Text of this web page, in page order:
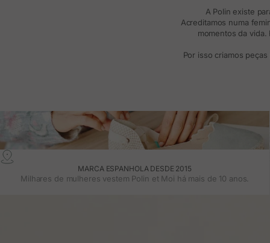
A Polin existe
Acreditamos numa
momentos da
Por isso criamos
MARCA ESPANHOLA DESDE 2015
Milhares de mulheres vestem Polin et Moi há mais de 10 anos.